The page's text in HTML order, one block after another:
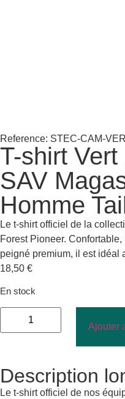
Reference: STEC-CAM-
T-shirt
SAV
Homme
Le t-shirt officiel de la
Forest Pioneer.
peigné premium, il est idéal
18,50 €
En stock
Ajouter
Description
Le t-shirt officiel de nos